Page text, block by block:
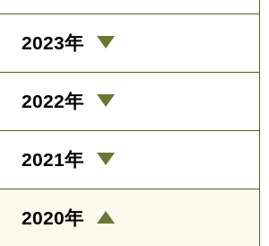
2023年
2022年
2021年
2020年